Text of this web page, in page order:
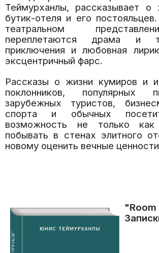
Теймурханлы, рассказывает о
бутик-отеля и его
театральном
переплетаются драма и
приключения и любовная
эксцентричный фарс.
Рассказы о жизни кумиров и
поклонников, популярных
зарубежных туристов,
спорта и обычных
возможность не только
побывать в стенах элитного
новому оценить вечные